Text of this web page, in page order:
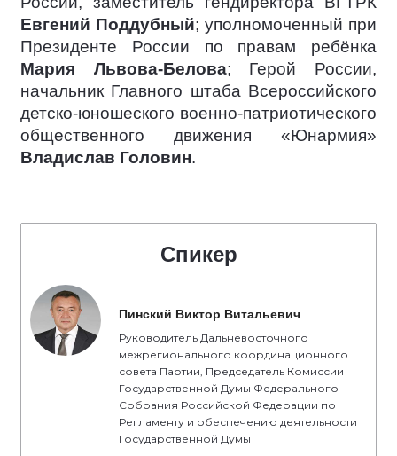
Евгений Поддубный; уполномоченный при
Президенте России по правам ребёнка
Мария Львова-Белова; Герой России,
начальник Главного штаба Всероссийского
детско-юношеского военно-патриотического
общественного движения «Юнармия»
Владислав Головин.
Спикер
Пинский Виктор Витальевич
Руководитель Дальневосточного
межрегионального координационного
совета Партии, Председатель Комиссии
Государственной Думы Федерального
Собрания Российской Федерации по
Регламенту и обеспечению деятельности
Государственной Думы